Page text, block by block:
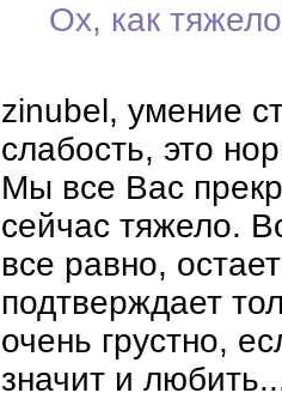
Ох, как
zinubel, умение
слабость, это
Мы все Вас
сейчас тяжело.
все равно,
подтверждает
очень грустно,
значит и